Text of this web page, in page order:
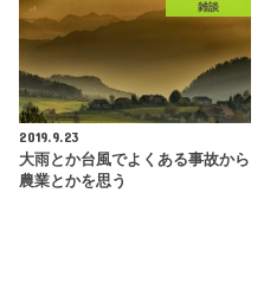
雑談
2019.9.23
大雨とか台風でよくある事故から
農業とかを思う